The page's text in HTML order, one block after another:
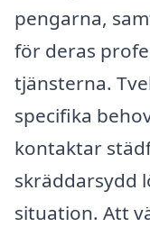
pengarna,
för deras
tjänsterna.
specifika
kontaktar
skräddarsydd
situation. Att